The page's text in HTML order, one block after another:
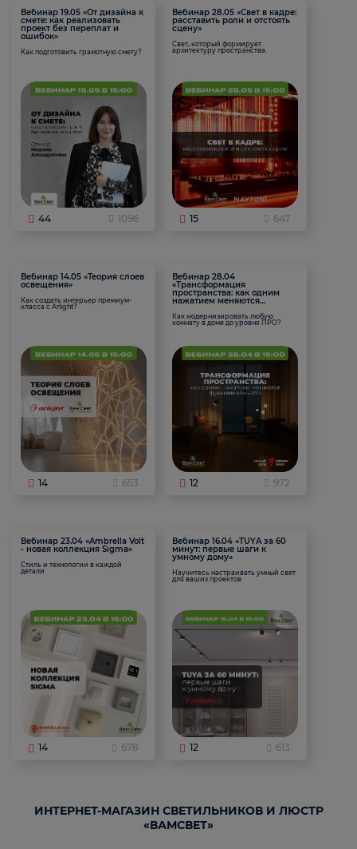
Вебинар 19.05 «От дизайна к
смете: как реализовать
проект без переплат и
ошибок»
Как подготовить грамотную смету?
44 1096
Вебинар 28.05 «Свет в кадре:
расставить роли и отстоять
сцену»
Свет, который формирует
архитектуру пространства.
15 647
Вебинар 14.05 «Теория слоев
освещения»
Как создать интерьер премиум-
класса с Arlight?
14 653
Вебинар 28.04
«Трансформация
пространства: как одним
нажатием меняются
Как модернизировать любую
комнату в доме до уровня ПРО?
12 972
Вебинар 23.04 «Ambrella Volt
- новая коллекция Sigma»
Стиль и технологии в каждой
детали
14 678
Вебинар 16.04 «TUYA за 60
минут: первые шаги к
умному дому»
Научитесь настраивать умный свет
для ваших проектов
12 613
ИНТЕРНЕТ-МАГАЗИН СВЕТИЛЬНИКОВ И ЛЮСТР
«ВАМСВЕТ»